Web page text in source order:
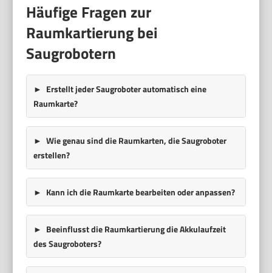
Häufige Fragen zur
Raumkartierung bei
Saugrobotern
Erstellt jeder Saugroboter automatisch eine
Raumkarte?
Wie genau sind die Raumkarten, die Saugroboter
erstellen?
Kann ich die Raumkarte bearbeiten oder anpassen?
Beeinflusst die Raumkartierung die Akkulaufzeit
des Saugroboters?